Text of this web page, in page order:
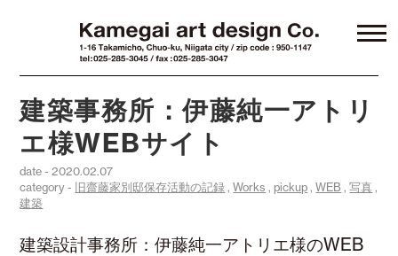
建築事務所：伊藤純一アトリ
エ様WEBサイト
date - 2020.02.07
category -
旧齋藤家別邸保存活動の記録 ,Works ,pickup ,WEB ,写真 ,
建築
建築設計事務所：伊藤純一アトリエ様のWEB